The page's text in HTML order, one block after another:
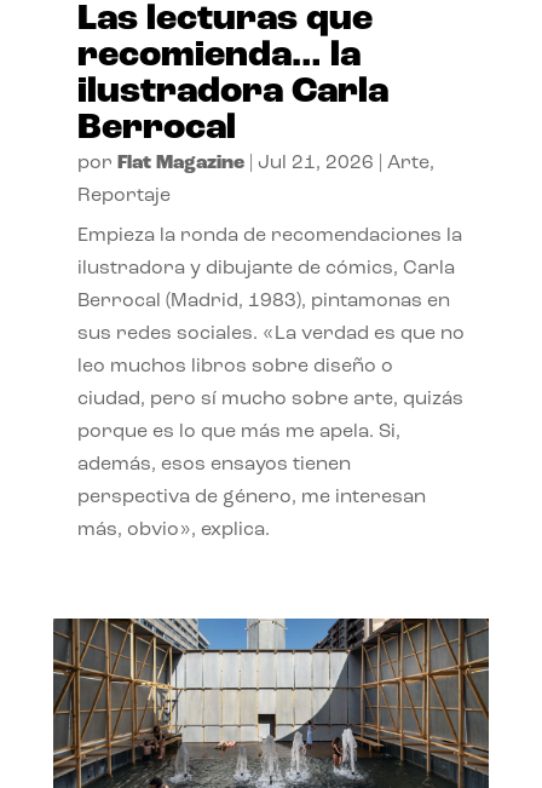
Las lecturas que
recomienda… la
ilustradora Carla
Berrocal
por Flat Magazine| Jul 21, 2026 Arte,
Reportaje
Empieza la ronda de recomendaciones la
ilustradora y dibujante de cómics, Carla
Berrocal (Madrid, 1983), pintamonas en
sus redes sociales. «La verdad es que no
leo muchos libros sobre diseño o
ciudad, pero sí mucho sobre arte, quizás
porque es lo que más me apela. Si,
además, esos ensayos tienen
perspectiva de género, me interesan
más, obvio», explica.